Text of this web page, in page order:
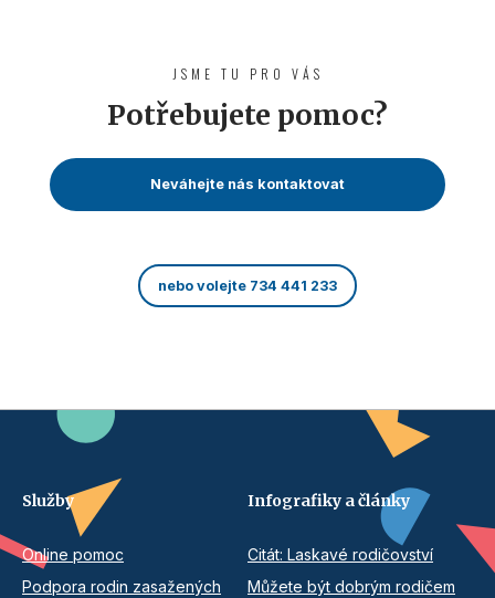
JSME TU PRO VÁS
Potřebujete pomoc?
Neváhejte nás kontaktovat
nebo volejte 734 441 233
Služby
Online pomoc
Podpora rodin zasažených
Infografiky a články
Citát: Laskavé rodičovství
Můžete být dobrým rodičem